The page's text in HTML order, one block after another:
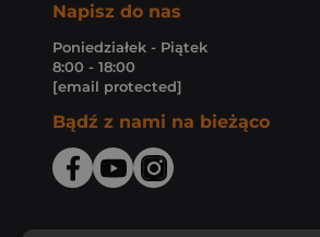
Napisz do nas
Poniedziałek - Piątek
8:00 - 18:00
[email protected]
Bądź z nami na bieżąco